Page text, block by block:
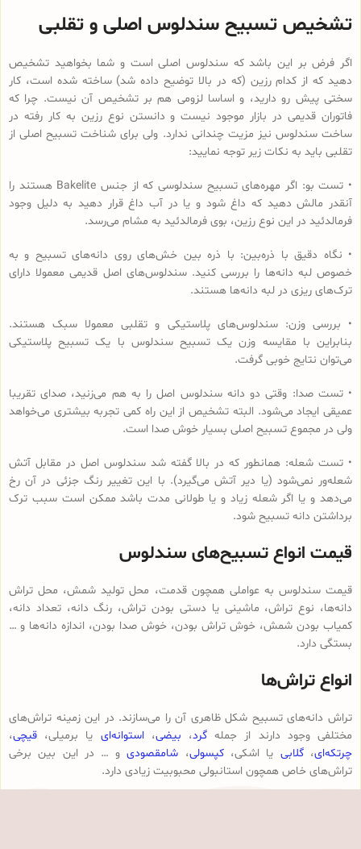
تشخیص تسبیح سندلوس اصلی و تقلبی
اگر فرض بر این باشد که سندلوس اصلی است و شما بخواهید تشخیص
دهید که از کدام رزین (که در بالا توضیح داده شد) ساخته شده است، کار
سختی پیش رو دارید، و اساسا لزومی هم بر تشخیص آن نیست. چرا که
فاتوران قدیمی در بازار موجود نیست و دانستن نوع رزین به کار رفته در
ساخت سندلوس نیز مزیت چندانی ندارد. ولی برای شناخت تسبیح اصلی از
تقلبی باید به نکات زیر توجه نمایید:
• تست بو: اگر مهره‌های تسبیح‌ سندلوسی که از جنس Bakelite هستند را
آنقدر مالش دهید که داغ شود و یا در آب داغ قرار دهید به دلیل وجود
فرمالدئید در این نوع رزین، بوی فرمالدئید به مشام می‌رسد.
• نگاه دقیق با ذره‌بین: با ذره بین خش‌های روی دانه‌های تسبیح و به
خصوص لبه دانه‌ها را بررسی کنید. سندلوس‌های اصل قدیمی معمولا دارای
ترک‌های ریزی در لبه دانه‌ها هستند.
• بررسی وزن: سندلوس‌های پلاستیکی و تقلبی معمولا سبک هستند.
بنابراین با مقایسه وزن یک تسبیح سندلوس با یک تسبیح پلاستیکی
می‌توان نتایج خوبی گرفت.
• تست صدا: وقتی دو دانه سندلوس اصل را به هم می‌زنید، صدای تقریبا
عمیقی ایجاد می‌شود. البته تشخیص از این راه کمی تجربه بیشتری می‌خواهد
ولی در مجموع تسبیح اصلی بسیار خوش صدا است.
• تست شعله: همانطور که در بالا گفته شد سندلوس اصل در مقابل آتش
شعله‌ور نمی‌شود (یا دیر آتش می‌گیرد). با این تغییر رنگ جزئی در آن رخ
می‌دهد و یا اگر شعله زیاد و یا طولانی مدت باشد ممکن است سبب ترک
برداشتن دانه تسبیح شود.
قیمت انواع تسبیح‌های سندلوس
قیمت سندلوس به عواملی همچون قدمت، محل تولید شمش، محل تراش
دانه‌ها، نوع تراش، ماشینی یا دستی بودن تراش، رنگ دانه، تعداد دانه،
کمیاب بودن شمش، خوش تراش بودن، خوش صدا بودن، اندازه دانه‌ها و …
بستگی دارد.
انواع تراش‌ها
تراش دانه‌های تسبیح شکل ظاهری آن را می‌سازند. در این زمینه تراش‌های
مختلفی وجود دارند از جمله گرد، بیضی،استوانه‌ای یا برمیلی، قیچی،
چرتکه‌ای،گلابی یا اشکی،کپسولی، شامقصودیو … در این بین برخی
تراش‌های خاص همچون استانبولی محبوبیت زیادی دارد.